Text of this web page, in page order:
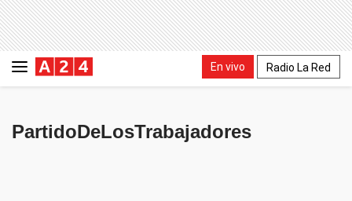
En vivo Radio La Red
PartidoDeLosTrabajadores